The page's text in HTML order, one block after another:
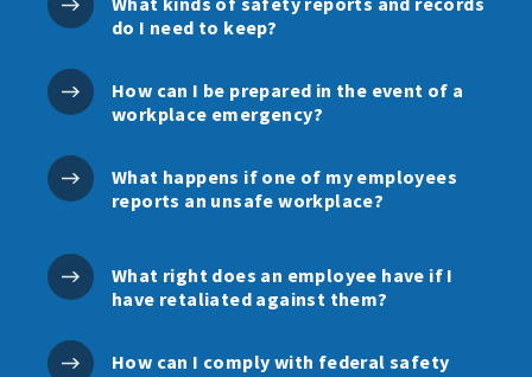
do I need to keep?
How can I be prepared in the event of a
workplace emergency?
What happens if one of my employees
reports an unsafe workplace?
What right does an employee have if I
have retaliated against them?
How can I comply with federal safety